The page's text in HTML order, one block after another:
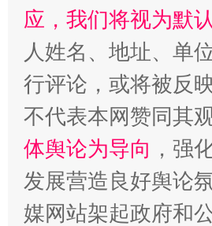
应，我们将视为默
人姓名、地址、单
行评论，或将被反
不代表本网赞同其
体舆论为导向 ，强
发展营造良好舆论
媒网站架起政府和